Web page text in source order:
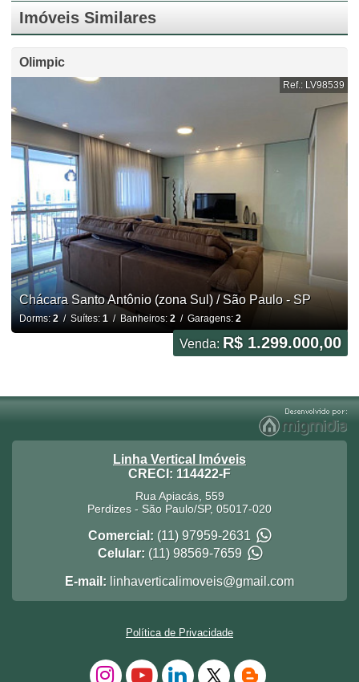
Imóveis Similares
Olimpic
Ref.: LV98539
Chácara Santo Antônio (zona Sul) / São Paulo - SP
Dorms: 2/ Suítes: 1/ Banheiros: 2/ Garagens: 2
Venda: R$ 1.299.000,00
Linha Vertical Imóveis
CRECI: 114422-F
Rua Apiacás, 559
Perdizes - São Paulo/SP, 05017-020
Comercial: (11) 97959-2631
Celular: (11) 98569-7659
E-mail: linhaverticalimoveis@gmail.com
Política de Privacidade